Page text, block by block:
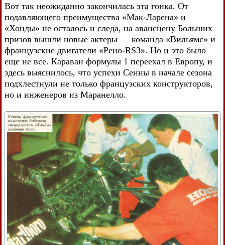
Вот так неожиданно закончилась эта гонка. От
подавляющего преимущества «Мак-Ларена» и
«Хонды» не осталось и следа, на авансцену Больших
призов вышли новые актеры — команда «Вильямс» и
французские двигатели «Peно-RS3». Но и это было
еще не все. Караван формулы 1 переехал в Европу, и
здесь выяснилось, что успехи Сенны в начале сезона
подхлестнули не только французских конструкторов,
но и инженеров из Маранелло.